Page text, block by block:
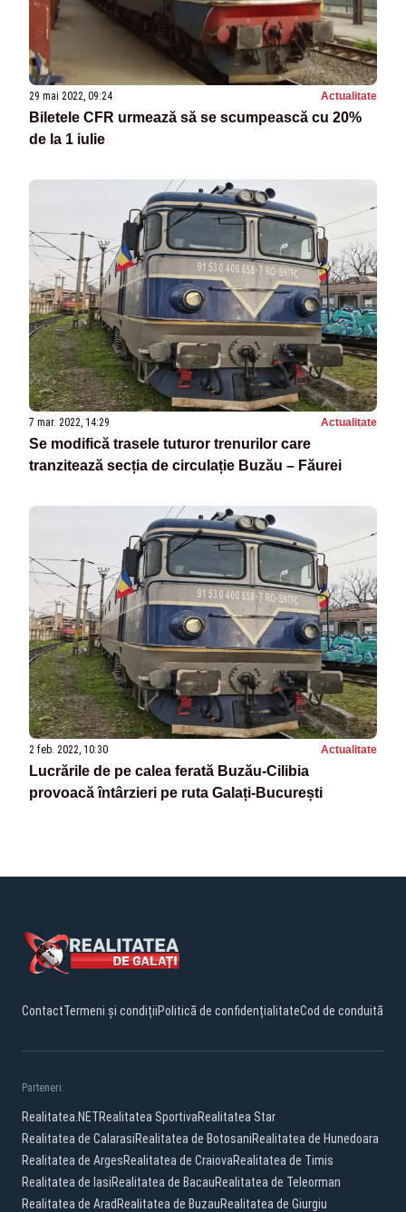
29 mai 2022, 09:24 Actualitate
Biletele CFR urmează să se scumpească cu 20%
de la 1 iulie
7 mar. 2022, 14:29 Actualitate
Se modifică trasele tuturor trenurilor care
tranzitează secția de circulație Buzău – Făurei
2 feb. 2022, 10:30 Actualitate
Lucrările de pe calea ferată Buzău-Cilibia
provoacă întârzieri pe ruta Galați-București
ContactTermeni și condițiiPolitică de confidențialitateCod de conduită
Parteneri:
Realitatea.NETRealitatea SportivaRealitatea Star
Realitatea de CalarasiRealitatea de BotosaniRealitatea de Hunedoara
Realitatea de ArgesRealitatea de CraiovaRealitatea de Timis
Realitatea de IasiRealitatea de BacauRealitatea de Teleorman
Realitatea de Arad Realitatea de BuzauRealitatea de Giurgiu